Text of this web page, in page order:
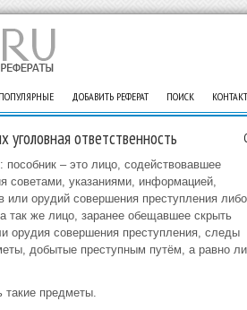
ПОПУЛЯРНЫЕ ДОБАВИТЬ РЕФЕРАТ ПОИСК
ответственность
– это лицо, содействовавшее
советами, указаниями, информацией,
или орудий совершения преступления либо
так же лицо, заранее обещавшее скрыть
орудия совершения преступления, следы
добытые преступным путём, а равно
такие предметы.